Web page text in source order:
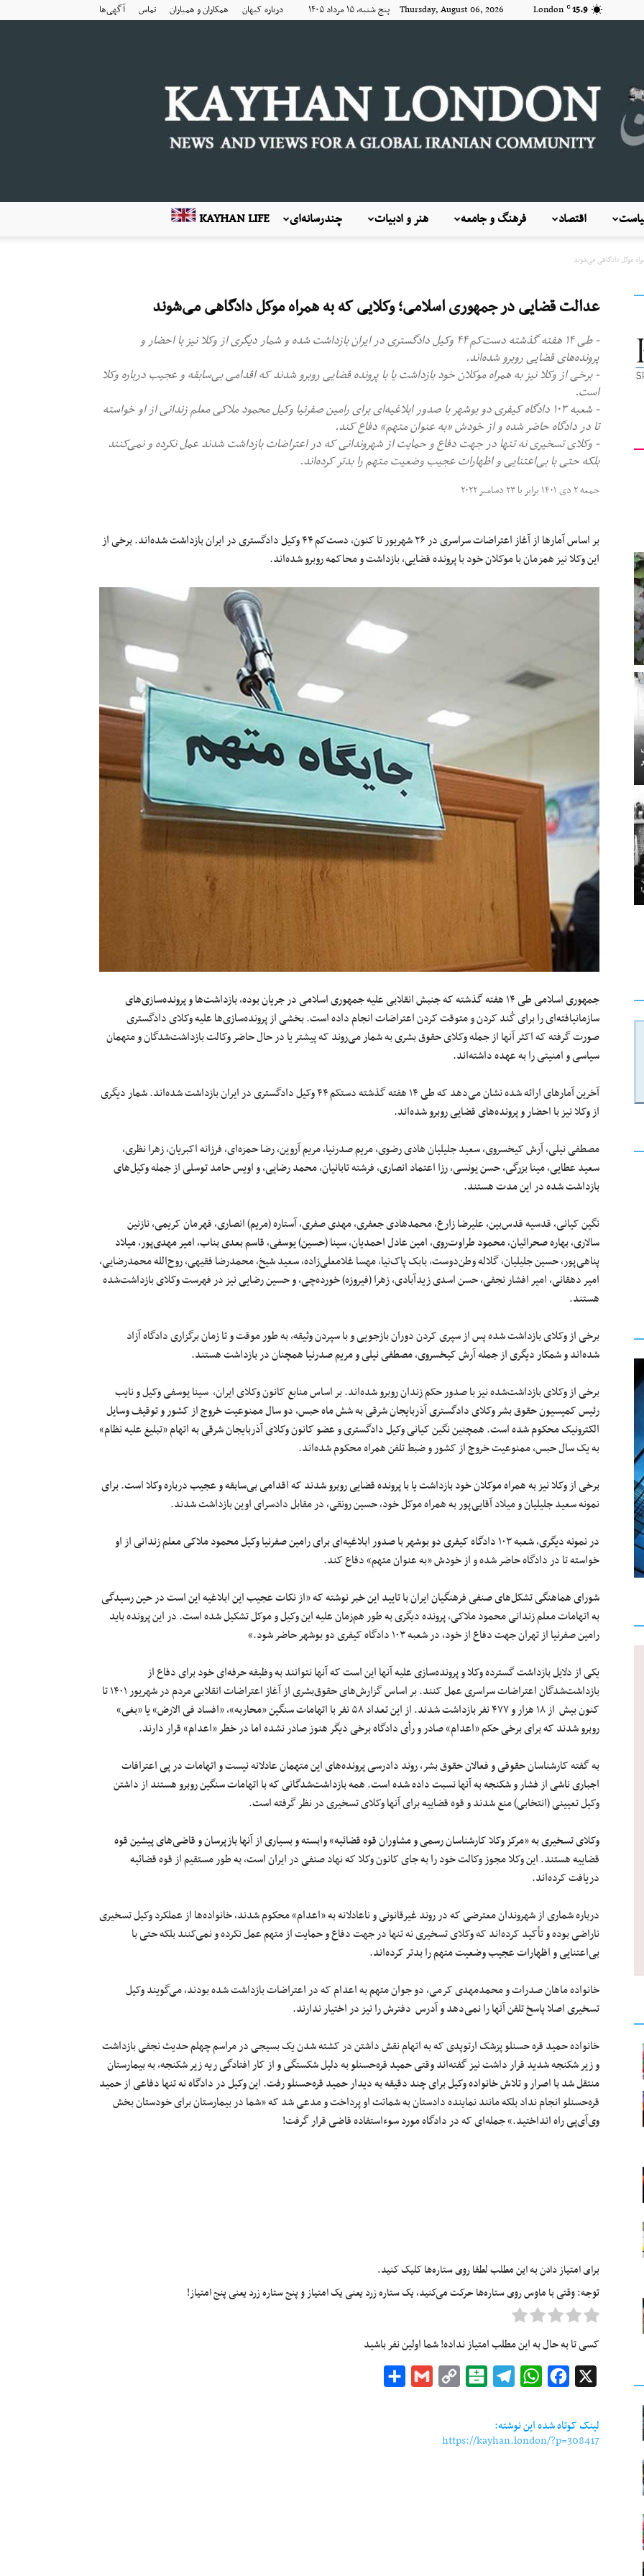
15.9
C
London Thursday, August 06, 2026 پنج شنبه, ۱۵ مرداد ۱۴۰۵ درباره کیهان همکاران و همیاران تماس آگهی‌ها
کیهان
لندن
KAYHAN LIFE چندرسانه‌ای هنر و ادبیات فرهنگ و جامعه اقتصاد
موکل دادگاهی می‌شوند
عدالت قضایی در جمهوری اسلامی؛ وکلایی که به همراه موکل دادگاهی می‌شوند
- طی ۱۴ هفته گذشته دست‌کم ۴۴ وکیل دادگستری در ایران بازداشت شده‌ و شمار دیگری از وکلا نیز با احضار و
پرونده‌های قضایی روبرو شده‌اند.
- برخی از وکلا نیز به همراه موکلان خود بازداشت یا با پرونده قضایی روبرو شدند که اقدامی بی‌سابقه و عجیب درباره وکلا
است.
- شعبه ۱۰۳ دادگاه کیفری دو بوشهر با صدور ابلاغیه‌ای برای رامین صفرنیا وکیل محمود ملاکی معلم زندانی از او خواسته
تا در دادگاه حاضر شده و از خودش «به‌ عنوان متهم» دفاع کند.
- وکلای تسخیری نه تنها در جهت دفاع و حمایت از شهروندانی که در اعتراضات بازداشت شدند عمل نکرده و نمی‌کنند
بلکه حتی با بی‌اعتنایی و اظهارات عجیب وضعیت متهم را بدتر کرده‌اند.
جمعه ۲ دی ۱۴۰۱ برابر با ۲۳ دسامبر ۲۰۲۲
بر اساس آمارها از آغاز اعتراضات سراسری در ۲۶ شهریور تا کنون، دست‌کم ۴۴ وکیل دادگستری در ایران بازداشت شده‌اند. برخی از
این وکلا نیز همزمان با موکلان خود با پرونده قضایی، بازداشت و محاکمه روبرو شده‌اند.
جمهوری اسلامی طی ۱۴ هفته گذشته که جنبش انقلابی علیه جمهوری اسلامی در جریان بوده، بازداشت‌ها و پرونده‌سازی‌های
سازمانیافته‌ای را برای کُند کردن و متوقت کردن اعتراضات انجام داده است. بخشی از پرونده‌سازی‌ها علیه وکلای دادگستری
صورت گرفته که اکثر آنها از جمله وکلای حقوق بشری به شمار می‌روند که پیشتر یا در حال حاضر وکالت بازداشت‌شدگان و متهمان
سیاسی و امنیتی را به عهده داشته‌اند.
آخرین آمارهای ارائه شده نشان می‌دهد که طی ۱۴ هفته گذشته دستکم ۴۴ وکیل دادگستری در ایران بازداشت شده‌اند. شمار دیگری
از وکلا نیز با احضار و پرونده‌های قضایی روبرو شده‌اند.
مصطفی نیلی، آرش کیخسروی، سعید جلیلیان هادی رضوی، مریم صدرنیا، مریم آروین، رضا حمزه‌ای، فرزانه اکبریان، زهرا نظری،
سعید عطایی، مینا بزرگی، حسن یونسی، رزا اعتماد انصاری، فرشته تابانیان، محمد رضایی، و اویس حامد توسلی از جمله وکیل‌های
بازداشت شده در این مدت هستند.
نگین کیانی، قدسیه قدس‌بین، علیرضا زارع، محمدهادی جعفری، مهدی صفری، آستاره (مریم) انصاری، قهرمان کریمی، نازنین
سالاری، بهاره صحرائیان، محمود طراوت‌روی، امین عادل احمدیان، سینا (حسین) یوسفی، قاسم بعدی بناب، امیر مهدی‌پور، میلاد
پناهی‌پور، حسین جلیلیان، گلاله وطن‌دوست، بابک پاک‌نیا، مهسا غلامعلی‌زاده، سعید شیخ، محمدرضا فقیهی، روح‌الله محمدرضایی،
امیر دهقانی، امیر افشار نجفی، حسن اسدی زیدآبادی، زهرا (فیروزه) خورده‌چی، و حسین رضایی نیز در فهرست وکلای بازداشت‌شده
هستند.
برخی از وکلای بازداشت شده پس از سپری کردن دوران بازجویی و با سپردن وثیقه، به طور موقت و تا زمان برگزاری دادگاه آزاد
شده‌اند و شمکار دیگری از جمله آرش کیخسروی، مصطفی نیلی و مریم صدرنیا همچنان در بازداشت هستند.
برخی از وکلای بازداشت‌شده نیز با صدور حکم زندان روبرو شده‌اند. بر اساس منابع کانون وکلای ایران، سینا یوسفی وکیل و نایب
رئیس کمیسیون حقوق بشر وکلای دادگستری آذربایجان شرقی به شش ماه حبس، دو سال ممنوعیت خروج از کشور و توقیف وسایل
الکترونیک محکوم شده است. همچنین نگین کیانی وکیل دادگستری و عضو کانون وکلای آذربایجان شرقی به اتهام «تبلیغ علیه نظام»
به یک سال حبس، ممنوعیت خروج از کشور و ضبط تلفن همراه محکوم شده‌اند.
برخی از وکلا نیز به همراه موکلان خود بازداشت یا با پرونده قضایی روبرو شدند که اقدامی بی‌سابقه و عجیب درباره وکلا است. برای
نمونه سعید جلیلیان و میلاد آقایی‌پور به همراه موکل خود، حسین رونقی، در مقابل دادسرای اوین بازداشت شدند.
در نمونه دیگری، شعبه ۱۰۳ دادگاه کیفری دو بوشهر با صدور ابلاغیه‌ای برای رامین صفرنیا وکیل محمود ملاکی معلم زندانی از او
خواسته تا در دادگاه حاضر شده و از خودش «به‌ عنوان متهم» دفاع کند.
شورای هماهنگی تشکل‌های صنفی فرهنگیان ایران با تایید این خبر نوشته که «از نکات عجیب این ابلاغیه این است در حین رسیدگی
به اتهامات معلم زندانی محمود ملاکی، پرونده‌ دیگری به طور هم‌زمان علیه این وکیل و موکل تشکیل شده است. در این پرونده باید
رامین صفرنیا از تهران جهت دفاع از خود، در شعبه ۱۰۳ دادگاه کیفری دو بوشهر حاضر شود.»
یکی از دلایل بازداشت گسترده وکلا و پرونده‌سازی علیه آنها این است که آنها نتوانند به وظیفه حرفه‌ای خود برای دفاع از
بازداشت‌شدگان اعتراضات سراسری عمل کنند. بر اساس گزارش‌های حقوق‌بشری از آغاز اعتراضات انقلابی مردم در شهریور ۱۴۰۱ تا
کنون بیش از ۱۸ هزار و ۴۷۷ نفر بازداشت شدند. از این تعداد ۵۸ نفر با اتهامات سنگین «محاربه»، «افساد فی الارض» یا «بغی»
روبرو شدند که برای برخی حکم «اعدام» صادر و رأی دادگاه برخی دیگر هنوز صادر نشده اما در خطر «اعدام» قرار دارند.
به گفته کارشناسان حقوقی و فعالان حقوق بشر، روند دادرسی پرونده‌های این متهمان عادلانه نیست و اتهامات در پی اعترافات
اجباری ناشی از فشار و شکنجه به آنها نسبت داده شده است. همه بازداشت‌شدگانی که با اتهامات سنگین روبرو هستند از داشتن
وکیل تعیینی (انتخابی) منع شدند و قوه قضاییه برای آنها وکلای تسخیری در نظر گرفته است.
وکلای تسخیری به «مرکز وکلا کارشناسان رسمی و مشاوران قوه قضائیه» وابسته و بسیاری از آنها بازپرسان و قاضی‌های پیشین قوه
قضاییه هستند. این وکلا مجوز وکالت خود را به جای کانون وکلا که نهاد صنفی در ایران است، به طور مستقیم از قوه قضائیه
دریافت کرده‌اند.
درباره شماری از شهروندان معترضی که در روند غیرقانونی و ناعادلانه به «اعدام» محکوم شدند، خانواده‌ها از عملکرد وکیل تسخیری
ناراضی بوده و تأکید کرده‌اند که وکلای تسخیری نه تنها در جهت دفاع و حمایت از متهم عمل نکرده‌ و نمی‌کنند بلکه حتی با
بی‌اعتنایی و اظهارات عجیب وضعیت متهم را بدتر کرده‌اند.
خانواده ماهان صدرات و محمدمهدی کرمی، دو جوان متهم به اعدام که در اعتراضات بازداشت شده بودند، می‌گویند وکیل
تسخیری اصلا پاسخ تلفن آنها را نمی‌دهد و آدرس دفترش را نیز در اختیار ندارند.
خانواده حمید قره حسنلو پزشک ارتوپدی که به اتهام نقش داشتن در کشته شدن یک بسیجی در مراسم چهلم حدیث نجفی بازداشت
و زیر شکنجه شدید قرار داشت نیز گفته‌اند وقتی حمید قره‌حسنلو به دلیل شکستگی و از کار افتادگی ریه زیر شکنجه، به بیمارستان
منتقل شد با اصرار و تلاش خانواده وکیل برای چند دقیقه به دیدار حمید قره‌حسنلو رفت. این وکیل در دادگاه نه تنها دفاعی از حمید
قره‌حسنلو انجام نداد بلکه مانند نماینده دادستان به شماتت او پرداخت و مدعی شد که «شما در بیمارستان برای خودستان بخش
وی‌آی‌پی راه انداختید.» جمله‌ای که در دادگاه مورد سوءاستفاده قاضی قرار گرفت!
برای امتیاز دادن به این مطلب لطفا روی ستاره‌ها کلیک کنید.
توجه: وقتی با ماوس روی ستاره‌ها حرکت می‌کنید، یک ستاره زرد یعنی یک امتیاز و پنج ستاره زرد یعنی پنج امتیاز!
کسی تا به حال به این مطلب امتیاز نداده! شما اولین نفر باشید
Facebook
WhatsApp
Telegram
Balatarin
Copy
Gmail
لینک کوتاه شده این نوشته:
https://kayhan.london/?p=308417